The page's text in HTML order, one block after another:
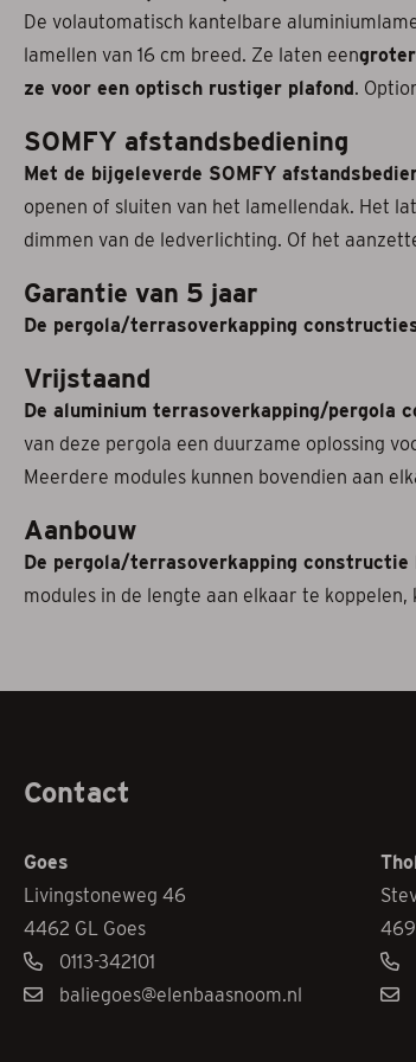
De volautomatisch kantelbare
lamellen van 16 cm breed. Ze laten een
ze voor een optisch rustiger plafond.
SOMFY afstandsbediening
Met de bijgeleverde SOMFY
openen of sluiten van het lamellendak. Het
dimmen van de ledverlichting. Of het
Garantie van 5 jaar
De pergola/terrasoverkapping
Vrijstaand
De aluminium terrasoverkapping/pergola
van deze pergola een duurzame oplossing
Meerdere modules kunnen bovendien aan
Aanbouw
De pergola/terrasoverkapping constructie
modules in de lengte aan elkaar te
Contact
Goes
Livingstoneweg 46
4462 GL Goes
0113-342101
baliegoes@elenbaasnoom.nl